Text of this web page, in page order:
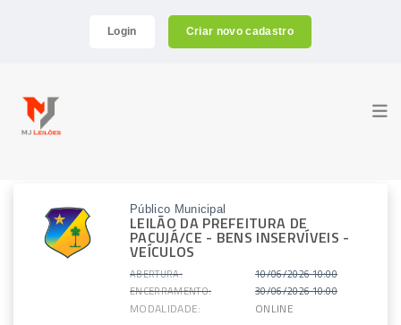
Login Criar novo cadastro
Público Municipal
LEILÃO DA PREFEITURA DE
PACUJÁ/CE - BENS INSERVÍVEIS -
VEÍCULOS
ABERTURA:
10/06/2026 10:00
ENCERRAMENTO:
30/06/2026 10:00
MODALIDADE: ONLINE